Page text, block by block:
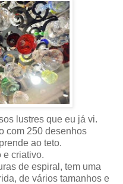
lustres que eu já vi.
com 250 desenhos
ao teto.
e criativo.
de espiral, tem uma
de vários tamanhos e